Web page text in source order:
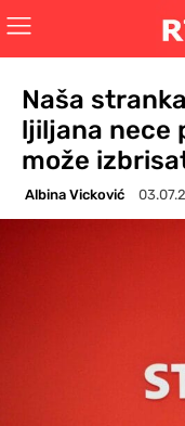
Naša
ljiljana nece
može
Albina Vicković